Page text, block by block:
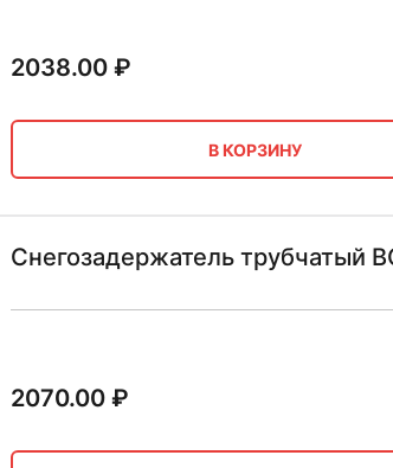
2038.00₽
В КОРЗИНУ
Снегозадержатель трубчатый
2070.00₽